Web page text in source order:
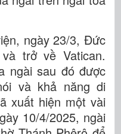
ngày 23/3, Đức
trở về Vatican.
ngài sau đó được
và khả năng di
xuất hiện một vài
10/4/2025, ngài